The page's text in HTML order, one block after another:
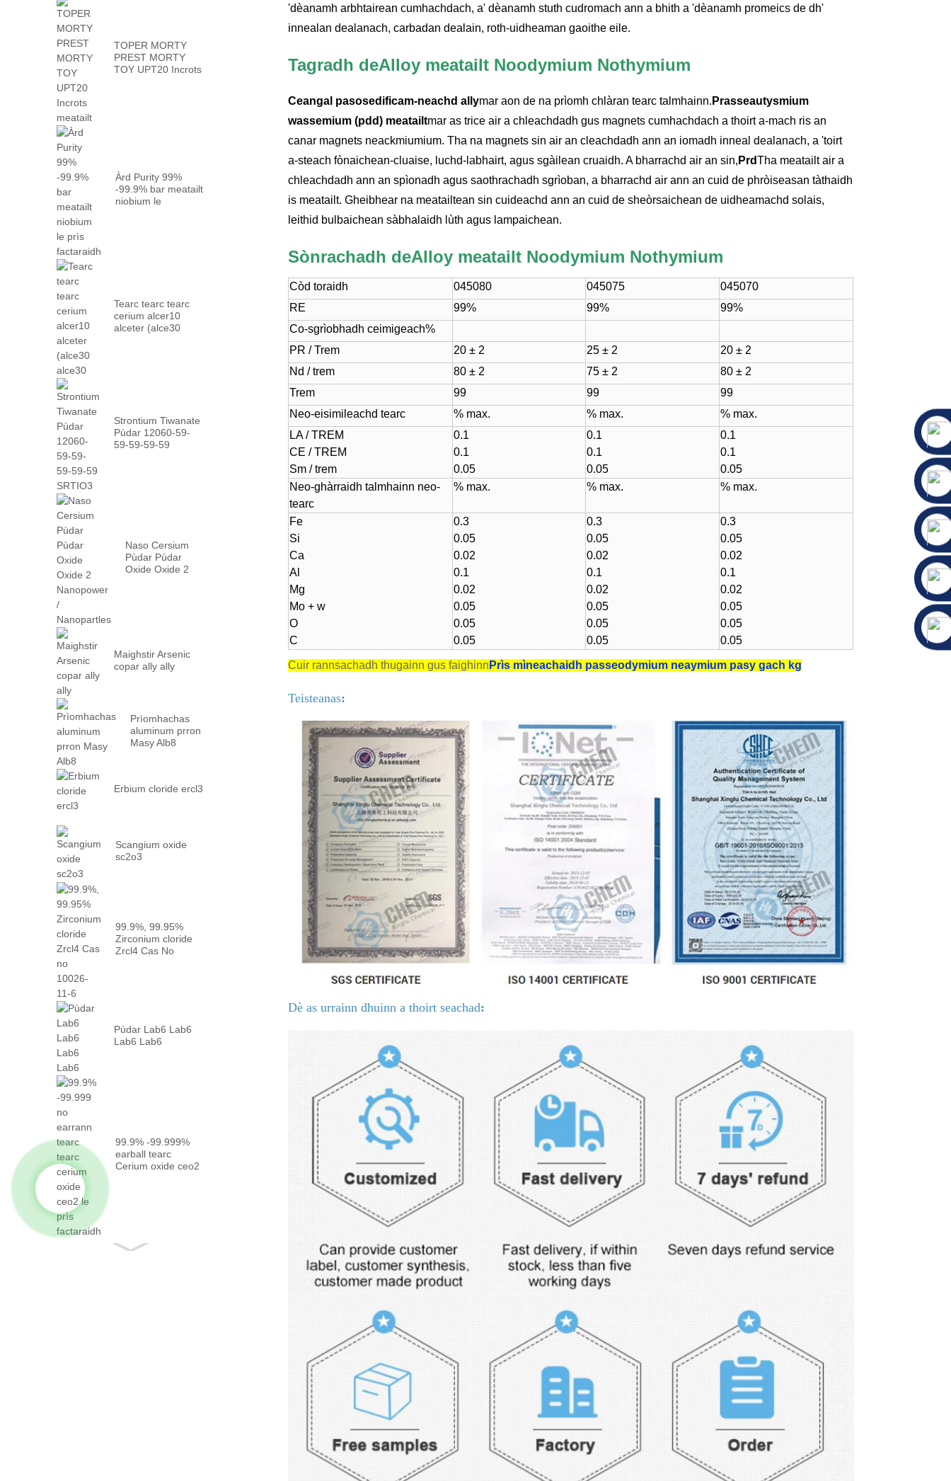
TOPER MORTY
PREST MORTY
TOY UPT20 Incrots
Àrd Purity 99%
-99.9% bar meatailt
niobium le
Tearc tearc tearc
cerium alcer10
alceter (alce30
Strontium Tiwanate
Pùdar 12060-59-
59-59-59-59
Naso Cersium
Pùdar Pùdar
Oxide Oxide 2
Maighstir Arsenic
copar ally ally
Prìomhachas
aluminum prron
Masy Alb8
Erbium cloride ercl3
Scangium oxide
sc2o3
99.9%, 99.95%
Zirconium cloride
Zrcl4 Cas No
Pùdar Lab6 Lab6
Lab6 Lab6
99.9% -99.999%
earball tearc
Cerium oxide ceo2
'dèanamh arbhtairean cumhachdach, a' dèanamh stuth cudromach ann a bhith a 'dèanamh promeics de dh'
innealan dealanach, carbadan dealain, roth-uidheaman gaoithe eile.
Tagradh deAlloy meatailt Noodymium Nothymium
Ceangal pasosedificam-neachd allymar aon de na prìomh chlàran tearc talmhainn. Prasseautysmium
wassemium (pdd) meatailtmar as trice air a chleachdadh gus magnets cumhachdach a thoirt a-mach ris an
canar magnets neackmiumium. Tha na magnets sin air an cleachdadh ann an iomadh inneal dealanach, a 'toirt
a-steach fònaichean-cluaise, luchd-labhairt, agus sgàilean cruaidh. A bharrachd air an sin, PrdTha meatailt air a
chleachdadh ann an spìonadh agus saothrachadh sgrìoban, a bharrachd air ann an cuid de phròiseasan tàthaidh
is meatailt. Gheibhear na meatailtean sin cuideachd ann an cuid de sheòrsaichean de uidheamachd solais,
leithid bulbaichean sàbhalaidh lùth agus lampaichean.
Sònrachadh deAlloy meatailt Noodymium Nothymium
Còd toraidh 045080 045075
045070
RE
99% 99%
99%
Co-sgrìobhadh ceimigeach%
PR / Trem
20 ± 2 25 ± 2
20 ± 2
Nd / trem
80 ± 2 75 ± 2
80 ± 2
Trem
99 99
99
Neo-eisimileachd tearc
% max. % max.
% max.
LA / TREM
CE / TREM
Sm / trem
0.1
0.1
0.05
0.1
0.1
0.05
0.1
0.1
0.05
Neo-ghàrraidh talmhainn neo-
tearc
% max. % max. % max.
Fe
Si
Ca
Al
Mg
Mo + w
O
C
0.3
0.05
0.02
0.1
0.02
0.05
0.05
0.05
0.3
0.05
0.02
0.1
0.02
0.05
0.05
0.05
0.3
0.05
0.02
0.1
0.02
0.05
0.05
0.05
Cuir rannsachadh thugainn gus faighinn Prìs mìneachaidh passeodymium neaymium pasy gach kg
Teisteanas:
Dè as urrainn dhuinn a thoirt seachad: